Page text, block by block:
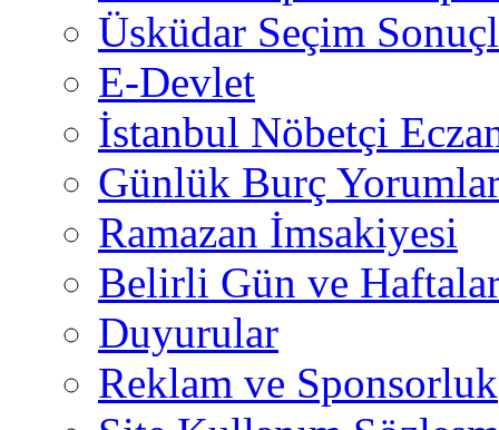
Üsküdar Seçim
E-Devlet
İstanbul Nöbetçi
Günlük Burç
Ramazan İmsakiyesi
Belirli Gün ve
Duyurular
Reklam ve Sponsorluk